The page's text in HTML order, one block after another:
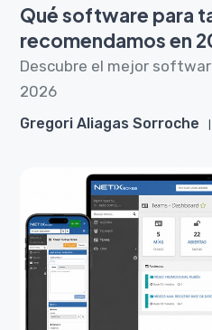
Qué software para
recomendamos en
Descubre el mejor
2026
Gregori Aliagas Sorroche